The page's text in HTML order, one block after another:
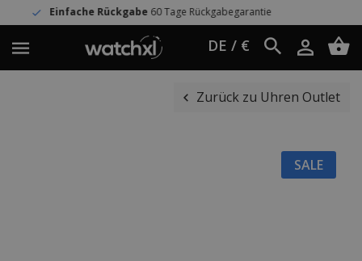
Rückgabe60 Tage Rückgabegarantie
DE / €
Zurück zu Uhren Outlet
SALE